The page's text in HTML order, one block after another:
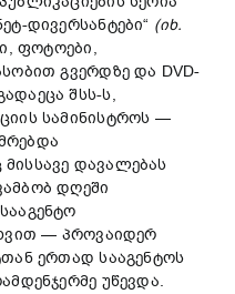
დივერსანტები“ (იხ.
ფოტოები,
გვერდზე და DVD-
შსს-ს,
სამინისტროს —
დავალებას
დღეში
— პროვაიდერ
ერთად სააგენტოს
უწევდა.